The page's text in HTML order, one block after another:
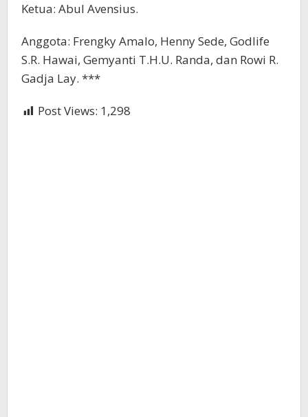
Ketua: Abul Avensius.
Anggota: Frengky Amalo, Henny Sede, Godlife
S.R. Hawai, Gemyanti T.H.U. Randa, dan Rowi R.
Gadja Lay. ***
Post Views: 1,298